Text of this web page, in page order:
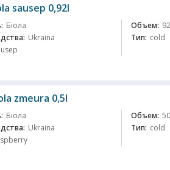
sausep 0,92l
Біола Объем:
Ukraina Тип: cold
zmeura 0,5l
Біола Объем:
Ukraina Тип: cold